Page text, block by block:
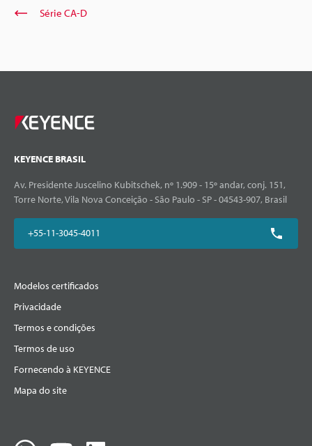
Série CA-D
KEYENCE BRASIL
Av. Presidente Juscelino Kubitschek, nº 1.909 - 15º andar, conj. 151,
Torre Norte, Vila Nova Conceição - São Paulo - SP - 04543-907, Brasil
+55-11-3045-4011
Modelos certificados
Privacidade
Termos e condições
Termos de uso
Fornecendo à KEYENCE
Mapa do site